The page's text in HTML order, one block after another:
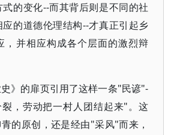
的变化--而其背后则是不同的社
的道德伦理结构--才真正引起乡
，并相应构成各个层面的激烈辩
》的扉页引用了这样一条"民谚"-
，劳动把一村人团结起来"。这
的原创，还是经由"采风"而来，